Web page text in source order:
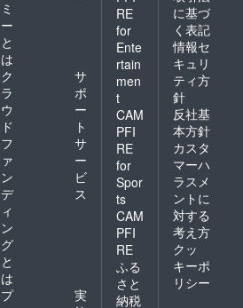
ミ
ー
と
は
ク
ラ
ウ
ド
フ
ァ
ン
デ
ィ
ン
グ
と
は
サ
ポ
ー
ト
サ
ー
ビ
ス
プ
実
RE
for
Ente
rtain
men
t
CAM
PFI
RE
for
Spor
ts
CAM
PFI
RE
ふる
さと
納税
に基づ
く表記
情報セ
キュリ
ティ方
針
反社基
本方針
カスタ
マーハ
ラスメ
ントに
対する
考え方
クッ
キーポ
リシー